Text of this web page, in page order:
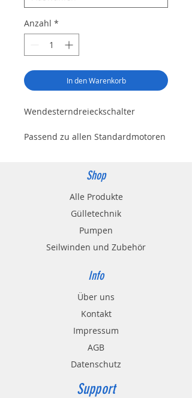
Anzahl *
In den Warenkorb
Wendesterndreieckschalter
Passend zu allen Standardmotoren
Technische Daten:
Motorschutzschalter
Variante 11Kw: mit Stecker CCE 32A
mit Menbrane
32A mit Menbrane
Variante 18,5Kw:ohne
Variante 22Kw:
Shop
Alle Produkte
Gülletechnik
Pumpen
Seilwinden und Zubehör
Info
Über uns
Kontakt
Impressum
AGB
Datenschutz
Support